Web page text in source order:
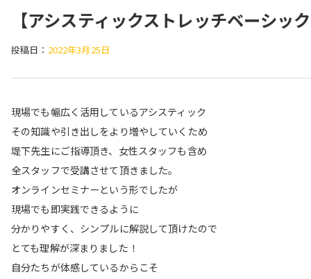
【アシスティックストレッチベーシッ
投稿日： 2022年3月25日
現場でも幅広く活用しているアシスティック
その知識や引き出しをより増やしていくため
堤下先生にご指導頂き、女性スタッフも含め
全スタッフで受講させて頂きました。
オンラインセミナーという形でしたが
現場でも即実践できるように
分かりやすく、シンプルに解説して頂けたので
とても理解が深まりました！
自分たちが体感しているからこそ